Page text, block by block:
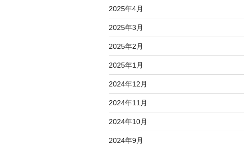
2025年4月
2025年3月
2025年2月
2025年1月
2024年12月
2024年11月
2024年10月
2024年9月